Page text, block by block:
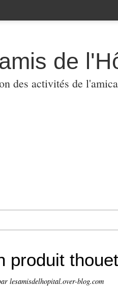
de
des activités de
produit thouet
lesamisdelhopital.over-blog.com